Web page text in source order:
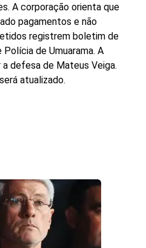
A corporação orienta que
pagamentos e não
registrem boletim de
de Umuarama. A
defesa de Mateus Veiga.
atualizado.